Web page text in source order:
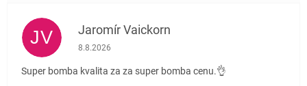
JV Jaromír Vaickorn
Hodnocení obchodu je 5 z 5 hvězdiček.
8.8.2026
Super bomba kvalita za za super bomba cenu.👌